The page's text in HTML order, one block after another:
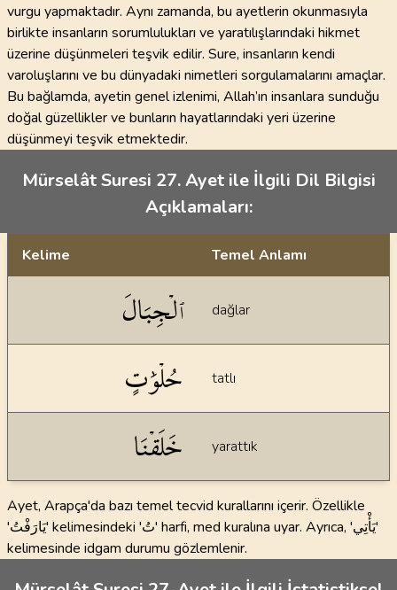
vurgu yapmaktadır. Aynı zamanda, bu ayetlerin okunmasıyla
birlikte insanların sorumlulukları ve yaratılışlarındaki hikmet
üzerine düşünmeleri teşvik edilir. Sure, insanların kendi
varoluşlarını ve bu dünyadaki nimetleri sorgulamalarını amaçlar.
Bu bağlamda, ayetin genel izlenimi, Allah’ın insanlara sunduğu
doğal güzellikler ve bunların hayatlarındaki yeri üzerine
düşünmeyi teşvik etmektedir.
Mürselât Suresi 27. Ayet ile İlgili Dil Bilgisi
Açıklamaları:
Kelime Temel Anlamı
ٱلۡجِبَالَ dağlar
حُلۡوَٰتٍ tatlı
خَلَقۡنَا yarattık
Ayet, Arapça'da bazı temel tecvid kurallarını içerir. Özellikle
'يَارَفْتُ' kelimesindeki 'تُ' harfi, med kuralına uyar. Ayrıca, 'يَأْتِي'
kelimesinde idgam durumu gözlemlenir.